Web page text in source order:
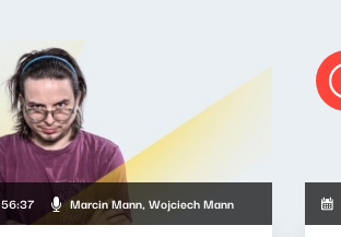
56:37 Marcin Mann, Wojciech Mann